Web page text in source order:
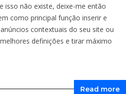
isso não existe, deixe-me então
como principal função inserir e
contextuais do seu site ou
definições e tirar máximo
Read more